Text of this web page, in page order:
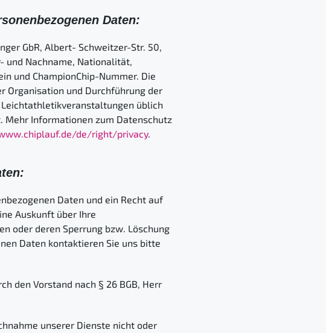
Daten:
GbR, Albert- Schweitzer-Str. 50,
und Nachname, Nationalität,
und ChampionChip-Nummer. Die
Organisation und Durchführung der
üblich
Mehr Informationen zum Datenschutz
de/right/privacy.
Daten und ein Recht auf
Auskunft über Ihre
oder deren Sperrung bzw. Löschung
Daten kontaktieren Sie uns bitte
den Vorstand nach § 26 BGB, Herr
unserer Dienste nicht oder